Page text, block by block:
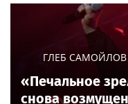
ГЛЕБ САМОЙЛОВ
«Печальное
снова